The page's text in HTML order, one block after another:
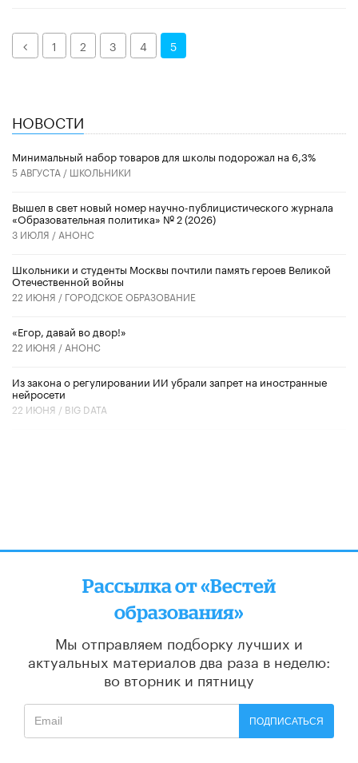
Назад1 2 3 4 5
НОВОСТИ
Минимальный набор товаров для школы подорожал на 6,3%
5 АВГУСТА / ШКОЛЬНИКИ
Вышел в свет новый номер научно-публицистического журнала
«Образовательная политика» № 2 (2026)
3 ИЮЛЯ / АНОНС
Школьники и студенты Москвы почтили память героев Великой
Отечественной войны
22 ИЮНЯ / ГОРОДСКОЕ ОБРАЗОВАНИЕ
«Егор, давай во двор!»
22 ИЮНЯ / АНОНС
Из закона о регулировании ИИ убрали запрет на иностранные
нейросети
22 ИЮНЯ / BIG DATA
Рассылка от «Вестей
образования»
Мы отправляем подборку лучших и
актуальных материалов два раза в неделю:
во вторник и пятницу
ПОДПИСАТЬСЯ